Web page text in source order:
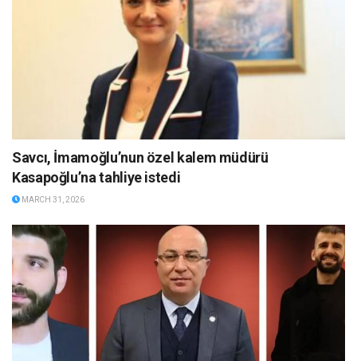
Savcı, İmamoğlu’nun özel kalem müdürü
Kasapoğlu’na tahliye istedi
MARCH 31, 2026